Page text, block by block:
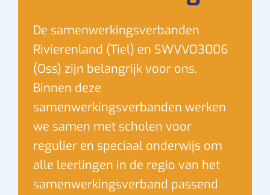
De samenwerkingsverbanden
Rivierenland (Tiel) en SWVVO3006
(Oss) zijn belangrijk voor ons.
Binnen deze
samenwerkingsverbanden werken
we samen met scholen voor
regulier en speciaal onderwijs om
alle leerlingen in de regio van het
samenwerkingsverband passend